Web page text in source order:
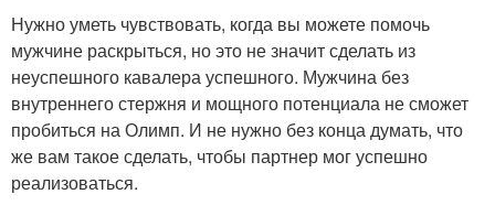
Нужно уметь чувствовать, когда вы можете помочь
мужчине раскрыться, но это не значит сделать из
неуспешного кавалера успешного. Мужчина без
внутреннего стержня и мощного потенциала не сможет
пробиться на Олимп. И не нужно без конца думать, что
же вам такое сделать, чтобы партнер мог успешно
реализоваться.